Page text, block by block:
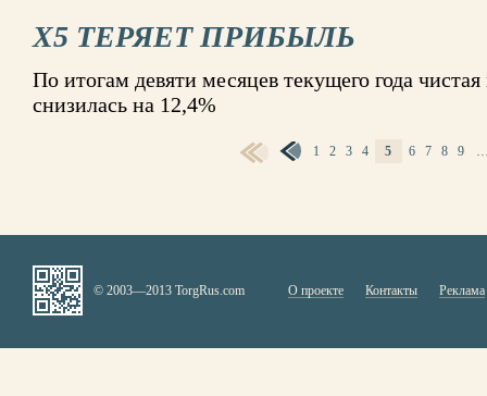
X5 ТЕРЯЕТ ПРИБЫЛЬ
По итогам девяти месяцев текущего года
снизилась на 12,4%
1 2 3 4 5 6 7 8 9
© 2003—2013 TorgRus.com О проекте Контакты Реклама